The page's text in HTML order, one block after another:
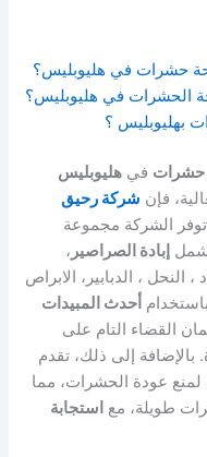
حشرات في هليوبليس؟
الحشرات في هليوبليس؟
حشرات فيهليوبليس
فإن شركة رحيق
توفر الشركة مجموعة
إبادة الصراصير ،
، النحل ، الدبابير، الابراص
باستخدام أحدث المبيدات
القضاء التام على
إلى ذلك، تقدم
لمنع عودة الحشرات، مما
طويلة، مع استجابة